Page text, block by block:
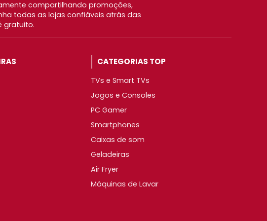
compartilhando promoções,
todas as lojas confiáveis atrás das
gratuito.
CATEGORIAS TOP
TVs e Smart TVs
Jogos e Consoles
PC Gamer
Smartphones
Caixas de som
Geladeiras
Air Fryer
Máquinas de Lavar